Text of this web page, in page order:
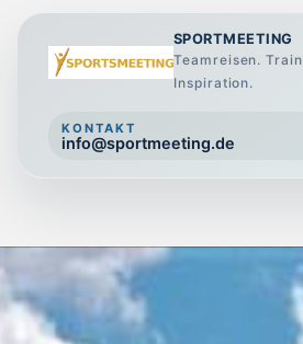
SPORTMEETING
Teamreisen.
Inspiration.
KONTAKT
info@sportmeeting.de